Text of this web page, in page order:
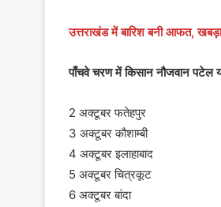
उत्तराखंड में बारिश बनी आफत,
पाँचवे चरण में किसान नौजवान पटेल
2 अक्टूबर फतेहपुर
3 अक्टूबर कौशाम्बी
4 अक्टूबर इलाहाबाद
5 अक्टूबर चित्रकूट
6 अक्टूबर बांदा